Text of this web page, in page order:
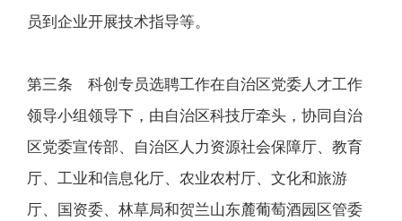
员到企业开展技术指导等。
第三条 科创专员选聘工作在自治区党委人才工作
领导小组领导下，由自治区科技厅牵头，协同自治
区党委宣传部、自治区人力资源社会保障厅、教育
厅、工业和信息化厅、农业农村厅、文化和旅游
厅、国资委、林草局和贺兰山东麓葡萄酒园区管委